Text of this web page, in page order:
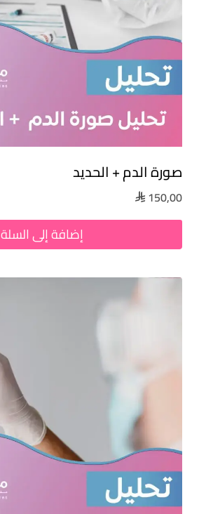
صورة الدم + الحديد
 150,00
إضافة إلى السلة